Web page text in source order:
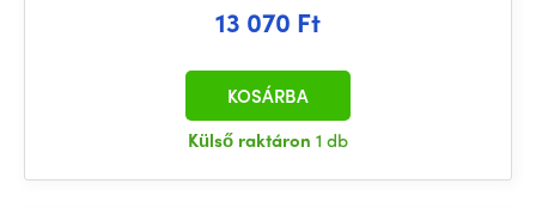
13 070 Ft
Külső raktáron 1 db
KOSÁRBA